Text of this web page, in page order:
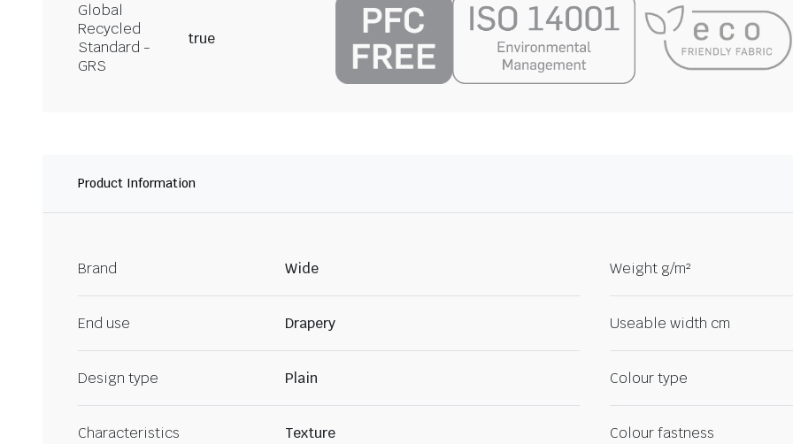
Global
Recycled
Standard -
GRS
true
Product Information
Brand Wide Weight g/m²
End use Drapery Useable width cm
Design type Plain Colour type
Characteristics Texture Colour fastness